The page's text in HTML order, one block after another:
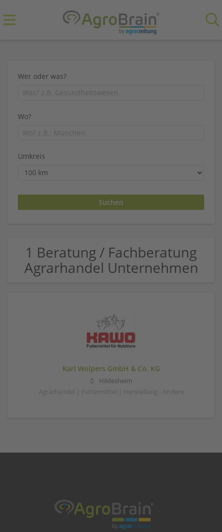
Wer oder was?
Wo?
Umkreis
1 Beratung / Fachberatung
Agrarhandel Unternehmen
Karl Wolpers GmbH & Co. KG
Hildesheim
Agrarhandel | Futtermittel | Herstellung - Andere